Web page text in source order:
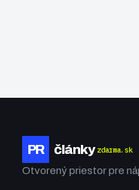
PR články zdarma.sk
Otvorený priestor pre